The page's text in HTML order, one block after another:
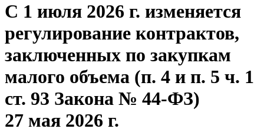
С 1 июля 2026 г. изменяется
регулирование контрактов,
заключенных по закупкам
малого объема (п. 4 и п. 5 ч. 1
ст. 93 Закона № 44-ФЗ)
27 мая 2026 г.